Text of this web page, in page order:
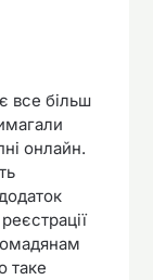
все більш
онлайн.
таке